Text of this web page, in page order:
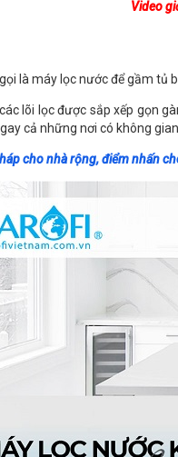
Video
là máy lọc nước để gầm tủ
lõi lọc được sắp xếp gọn
cả những nơi có không
cho nhà rộng, điểm nhấn